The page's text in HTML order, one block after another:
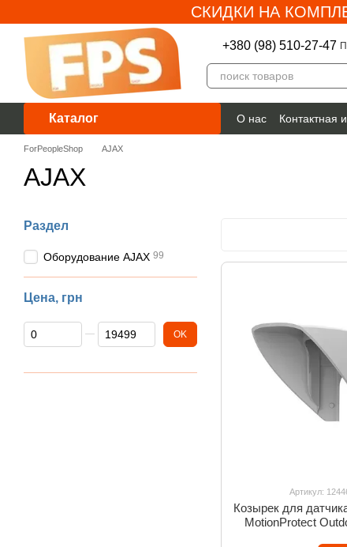
СКИДКИ НА
+380 (98) 510-27-47
Каталог О нас Контактная
Гарантия
ForPeopleShop AJAX
AJAX
Артикул:
Козырек для
MotionProtect
Раздел
Оборудование AJAX 99
Цена, грн
От Цена, грн
До Цена, грн OK